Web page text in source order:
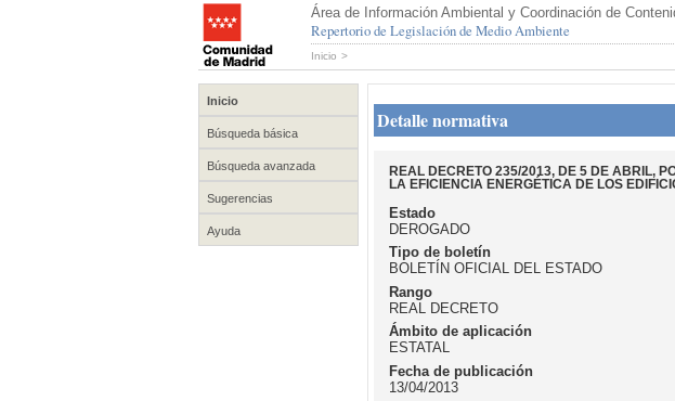
Área de Información Ambiental y Coordinación de
Repertorio de Legislación de Medio Ambiente
Inicio >
Inicio
Búsqueda básica
Búsqueda avanzada
Sugerencias
Ayuda
Detalle normativa
REAL DECRETO 235/2013, DE 5 DE ABRIL,
LA EFICIENCIA ENERGÉTICA DE LOS
Estado
DEROGADO
Tipo de boletín
BOLETÍN OFICIAL DEL ESTADO
Rango
REAL DECRETO
Ámbito de aplicación
ESTATAL
Fecha de publicación
13/04/2013